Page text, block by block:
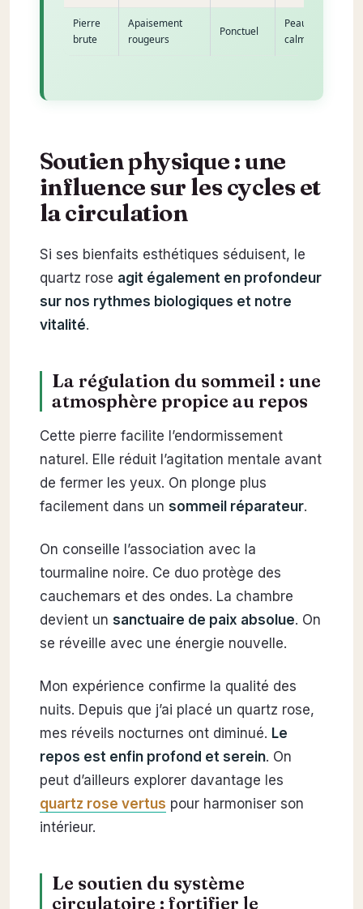
Pierre
brute
Apaisement
rougeurs
Ponctuel
Peau
calme
Soutien physique : une
influence sur les cycles et
la circulation
Si ses bienfaits esthétiques séduisent, le
quartz rose agit également en profondeur
sur nos rythmes biologiques et notre
vitalité.
La régulation du sommeil : une
atmosphère propice au repos
Cette pierre facilite l’endormissement
naturel. Elle réduit l’agitation mentale avant
de fermer les yeux. On plonge plus
facilement dans un sommeil réparateur.
On conseille l’association avec la
tourmaline noire. Ce duo protège des
cauchemars et des ondes. La chambre
devient un sanctuaire de paix absolue. On
se réveille avec une énergie nouvelle.
Mon expérience confirme la qualité des
nuits. Depuis que j’ai placé un quartz rose,
mes réveils nocturnes ont diminué. Le
repos est enfin profond et serein. On
peut d’ailleurs explorer davantage les
quartz rose vertus pour harmoniser son
intérieur.
Le soutien du système
circulatoire : fortifier le